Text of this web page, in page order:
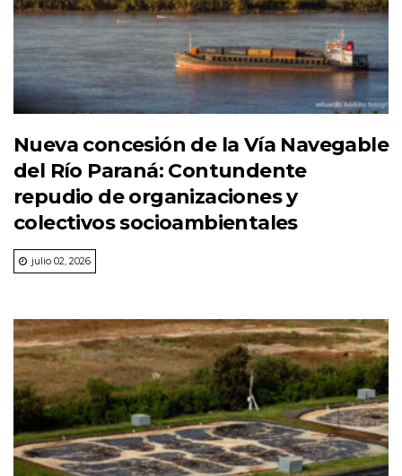
Nueva concesión de la Vía Navegable
del Río Paraná: Contundente
repudio de organizaciones y
colectivos socioambientales
julio 02, 2026